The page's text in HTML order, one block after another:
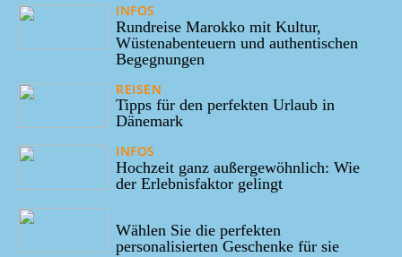
INFOS
Rundreise Marokko mit Kultur,
Wüstenabenteuern und authentischen
Begegnungen
REISEN
Tipps für den perfekten Urlaub in
Dänemark
INFOS
Hochzeit ganz außergewöhnlich: Wie
der Erlebnisfaktor gelingt
Wählen Sie die perfekten
personalisierten Geschenke für sie